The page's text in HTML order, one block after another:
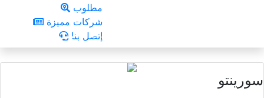
مطلوب
شركات مميزة
إتصل بنا
سورينتو